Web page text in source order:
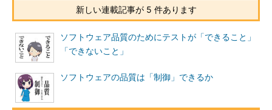
新しい連載記事が 5 件あります
ソフトウェア品質のためにテストが「できること」
「できないこと」
ソフトウェアの品質は「制御」できるか